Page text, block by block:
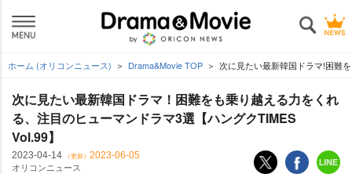
ホーム (オリコンニュース) Drama&Movie TOP 次に見たい最新韓国ドラマ!困難
次に見たい最新韓国ドラマ！困難をも乗り越える力をくれ
る、注目のヒューマンドラマ3選【ハングクTIMES
Vol.99】
2023-04-14 （更新） 2023-06-05
オリコンニュース